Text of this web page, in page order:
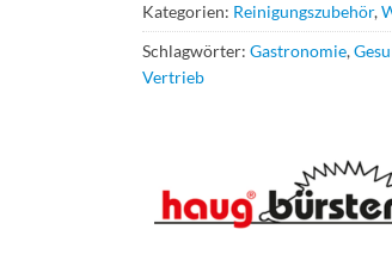
Kategorien: Reinigungszubehör,
Schlagwörter: Gastronomie,
Vertrieb